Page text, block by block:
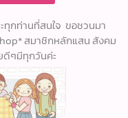
ทุกท่านที่สนใจ ขอชวนมา
สมาชิกหลักแสน สังคม
ดีๆมีทุกวันค่ะ